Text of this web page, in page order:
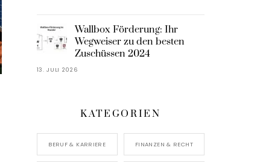
Wallbox Förderung: Ihr
Wegweiser zu den besten
Zuschüssen 2024
13. JULI 2026
KATEGORIEN
BERUF & KARRIERE FINANZEN & RECHT